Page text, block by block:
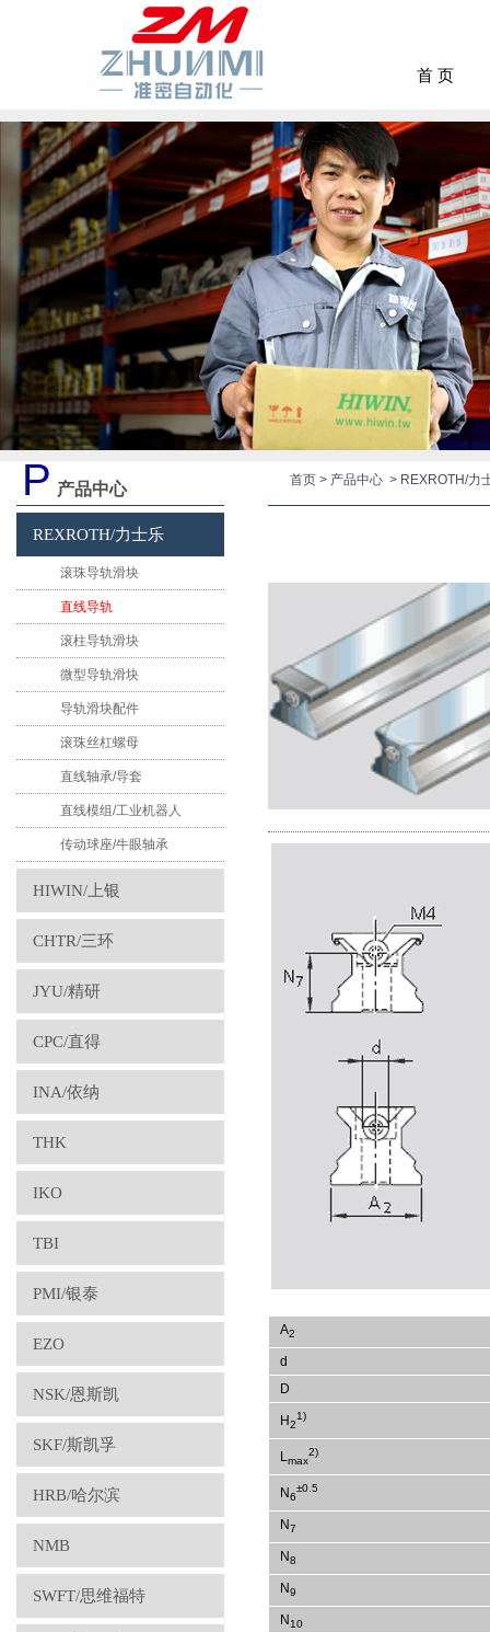
首 页
P 产品中心
REXROTH/力士乐
滚珠导轨滑块
直线导轨
滚柱导轨滑块
微型导轨滑块
导轨滑块配件
滚珠丝杠螺母
直线轴承/导套
直线模组/工业机器人
传动球座/牛眼轴承
HIWIN/上银
CHTR/三环
JYU/精研
CPC/直得
INA/依纳
THK
IKO
TBI
PMI/银泰
EZO
NSK/恩斯凯
SKF/斯凯孚
HRB/哈尔滨
NMB
SWFT/思维福特
首页 > 产品中心 > REXROTH/力
A2
d
D
H2
1)
Lmax
2)
N6
±0.5
N7
N8
N9
N10